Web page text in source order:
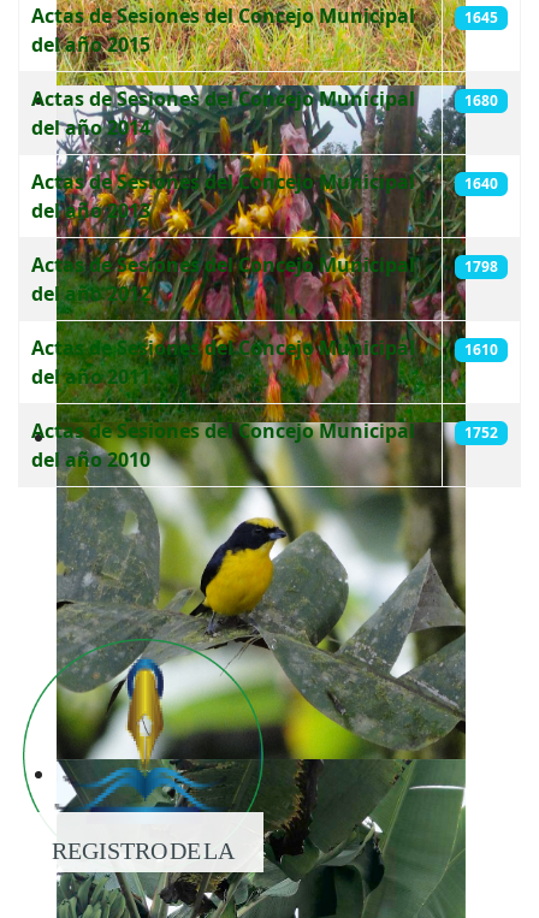
Actas de Sesiones del Concejo Municipal
del año 2015
1645
Actas de Sesiones del Concejo Municipal
del año 2014
1680
Actas de Sesiones del Concejo Municipal
del año 2013
1640
Actas de Sesiones del Concejo Municipal
del año 2012
1798
Actas de Sesiones del Concejo Municipal
del año 2011
1610
Actas de Sesiones del Concejo Municipal
del año 2010
1752
REGISTRO DE LA
PROPIEDAD